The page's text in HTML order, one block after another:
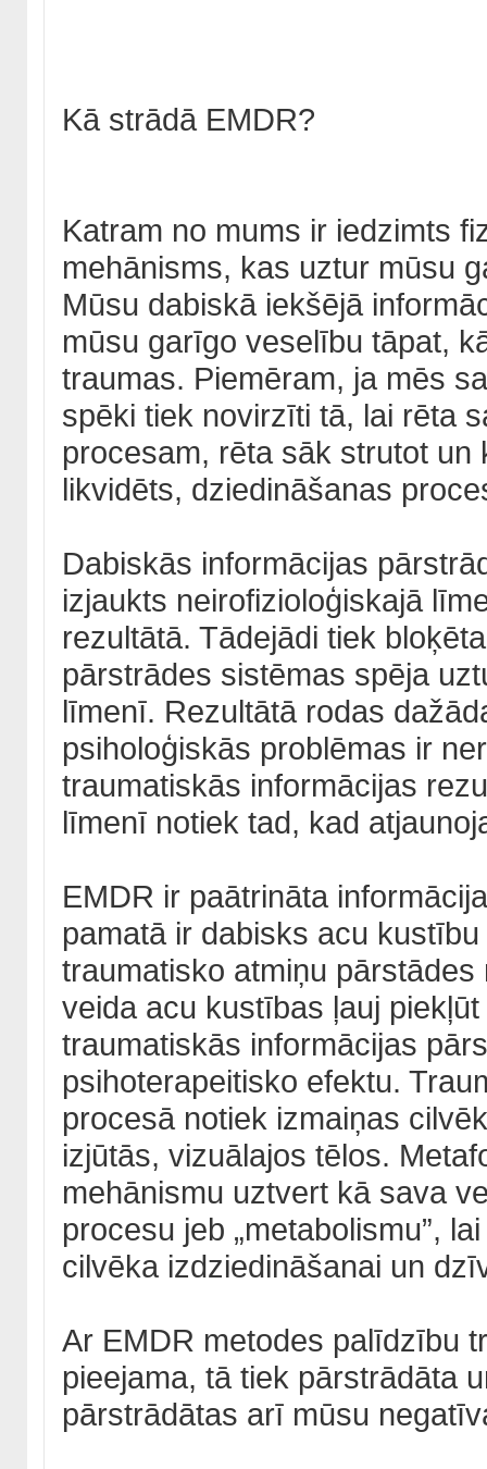
Kā strādā EMDR?
Katram no mums ir iedzimts
mehānisms, kas uztur mūsu
Mūsu dabiskā iekšējā
mūsu garīgo veselību tāpat,
traumas. Piemēram, ja mēs
spēki tiek novirzīti tā, lai rēta
procesam, rēta sāk strutot
likvidēts, dziedināšanas
Dabiskās informācijas
izjaukts neirofizioloģiskajā
rezultātā. Tādejādi tiek
pārstrādes sistēmas spēja
līmenī. Rezultātā rodas
psiholoģiskās problēmas ir
traumatiskās informācijas
līmenī notiek tad, kad
EMDR ir paātrināta
pamatā ir dabisks acu
traumatisko atmiņu
veida acu kustības ļauj
traumatiskās informācijas
psihoterapeitisko efektu.
procesā notiek izmaiņas
izjūtās, vizuālajos tēlos.
mehānismu uztvert kā sava
procesu jeb „metabolismu”,
cilvēka izdziedināšanai un
Ar EMDR metodes palīdzību
pieejama, tā tiek pārstrādāta
pārstrādātas arī mūsu